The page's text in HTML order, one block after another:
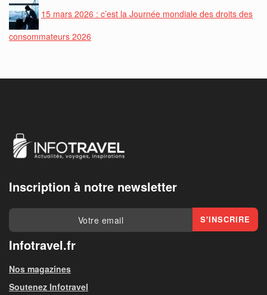
15 mars 2026 : c’est la Journée mondiale des droits des
consommateurs 2026
Inscription à notre newsletter
Infotravel.fr
Nos magazines
Soutenez Infotravel